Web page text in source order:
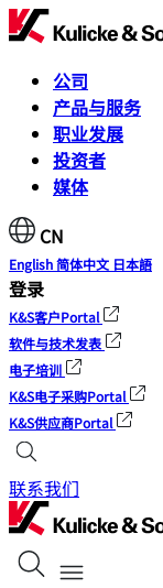
公司
产品与服务
职业发展
投资者
媒体
CN
English简体中文 日本語
登录
K&S客户Portal
软件与技术发表
电子培训
K&S电子采购Portal
K&S供应商Portal
联系我们